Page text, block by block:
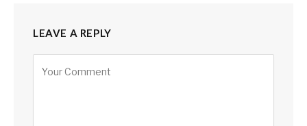
LEAVE A REPLY